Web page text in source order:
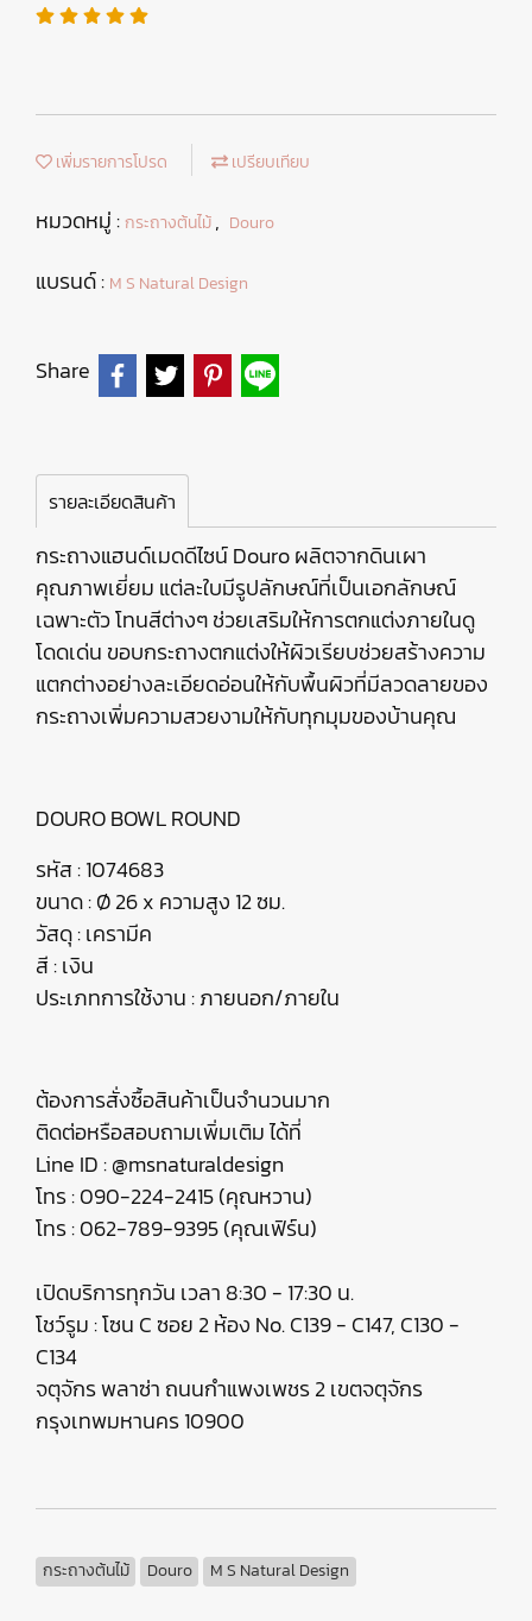
เพิ่มรายการโปรด เปรียบเทียบ
หมวดหมู่ :กระถางต้นไม้, Douro
แบรนด์ : M S Natural Design
Share
รายละเอียดสินค้า
กระถางแฮนด์เมดดีไซน์ Douro ผลิตจากดินเผา
คุณภาพเยี่ยม แต่ละใบมีรูปลักษณ์ที่เป็นเอกลักษณ์
เฉพาะตัว โทนสีต่างๆ ช่วยเสริมให้การตกแต่งภายในดู
โดดเด่น ขอบกระถางตกแต่งให้ผิวเรียบช่วยสร้างความ
แตกต่างอย่างละเอียดอ่อนให้กับพื้นผิวที่มีลวดลายของ
กระถางเพิ่มความสวยงามให้กับทุกมุมของบ้านคุณ
DOURO BOWL ROUND
รหัส : 1074683
ขนาด : Ø 26 x ความสูง 12 ซม.
วัสดุ : เครามีค
สี : เงิน
ประเภทการใช้งาน : ภายนอก/ภายใน
ต้องการสั่งซื้อสินค้าเป็นจำนวนมาก
ติดต่อหรือสอบถามเพิ่มเติม ได้ที่
Line ID : @msnaturaldesign
โทร : 090-224-2415 (คุณหวาน)
โทร : 062-789-9395 (คุณเฟิร์น)
เปิดบริการทุกวัน เวลา 8:30 - 17:30 น.
โชว์รูม : โซน C ซอย 2 ห้อง No. C139 - C147, C130 -
C134
จตุจักร พลาซ่า ถนนกำแพงเพชร 2 เขตจตุจักร
กรุงเทพมหานคร 10900
กระถางต้นไม้ Douro M S Natural Design